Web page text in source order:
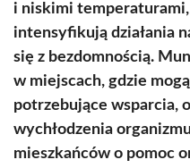
i niskimi
intensyfikują działania
się z bezdomnością.
w miejscach, gdzie
potrzebujące wsparcia,
wychłodzenia
mieszkańców o pomoc